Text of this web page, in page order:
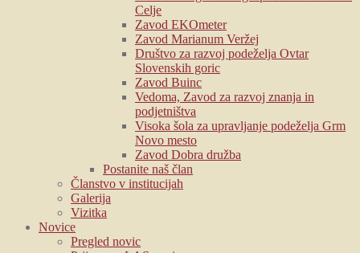
Celje
Zavod EKOmeter
Zavod Marianum Veržej
Društvo za razvoj podeželja Ovtar
Slovenskih goric
Zavod Buinc
Vedoma, Zavod za razvoj znanja in
podjetništva
Visoka šola za upravljanje podeželja Grm
Novo mesto
Zavod Dobra družba
Postanite naš član
Članstvo v institucijah
Galerija
Vizitka
Novice
Pregled novic